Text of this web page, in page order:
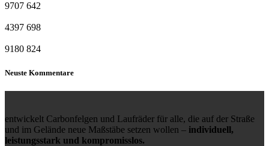
9707 642
4397 698
9180 824
Neuste Kommentare
entwickelt Carbonfelgen und Laufräder für alle, die auf der Straße
und im Gelände neue Maßstäbe setzen wollen – individuell,
leistungsstark und kompromisslos.